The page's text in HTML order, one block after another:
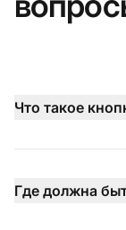
Что такое
Где должна